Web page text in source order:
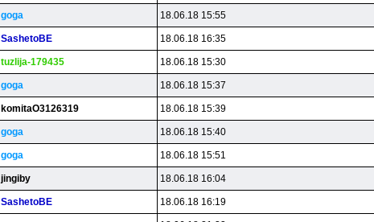
goga 18.06.18 15:55
SashetoBE 18.06.18 16:35
tuzlija-179435 18.06.18 15:30
goga 18.06.18 15:37
komitaO3126319 18.06.18 15:39
goga 18.06.18 15:40
goga 18.06.18 15:51
jingiby 18.06.18 16:04
SashetoBE 18.06.18 16:19